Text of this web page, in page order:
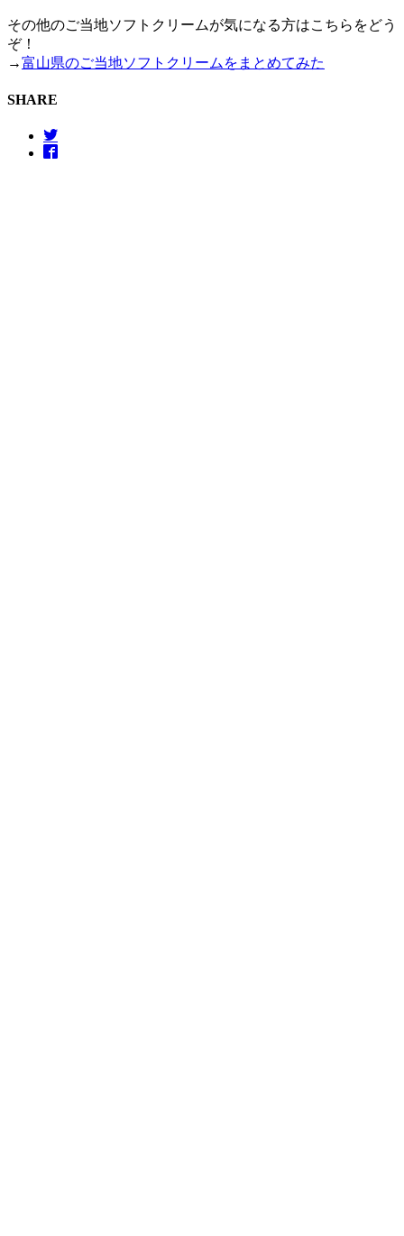
その他のご当地ソフトクリームが気になる方はこちらをどう
ぞ！
→富山県のご当地ソフトクリームをまとめてみた
SHARE